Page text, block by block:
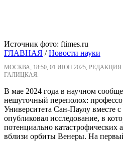
Источник фото: ftimes.ru
ГЛАВНАЯ /Новости науки
МОСКВА, 18:50, 01 ИЮН 2025, РЕДАКЦИЯ
ГАЛИЦКАЯ.
В мае 2024 года в научном
нешуточный переполох:
Университета Сан-Паулу вместе
опубликовал исследование, в
потенциально катастрофических
вблизи орбиты Венеры. На